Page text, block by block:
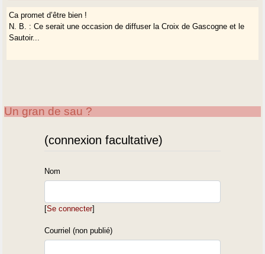
Ca promet d’être bien !
N. B. : Ce serait une occasion de diffuser la Croix de Gascogne et le
Sautoir...
Un gran de sau ?
(connexion facultative)
Nom
[Se connecter]
Courriel (non publié)